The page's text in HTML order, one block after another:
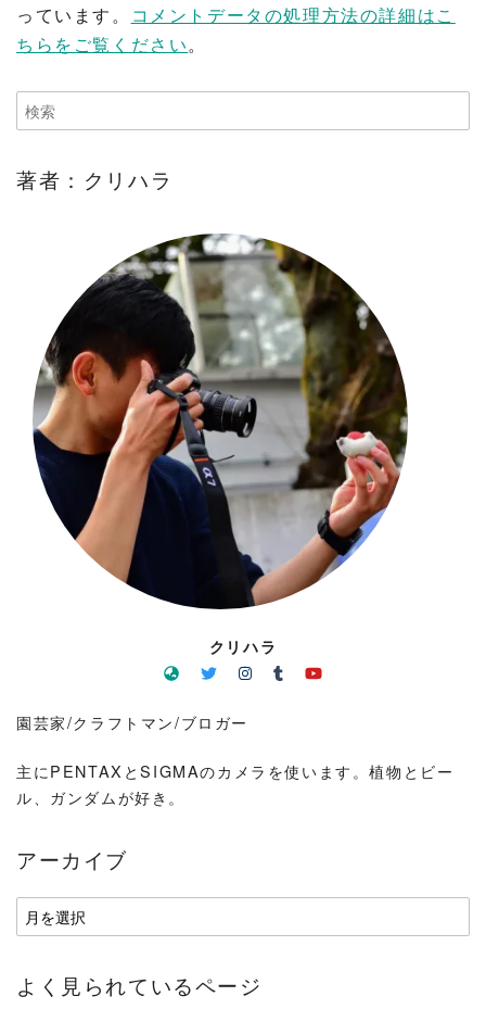
っています。
コメントデータの処理方法の詳細はこ
ちらをご覧ください。
著者：クリハラ
クリハラ
園芸家/クラフトマン/ブロガー
主にPENTAXとSIGMAのカメラを使います。植物とビー
ル、ガンダムが好き。
アーカイブ
ア
ー
イ
よく見られているページ